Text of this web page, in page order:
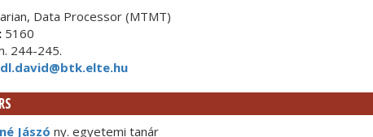
Data Processor (MTMT)
5160
244-245.
Jászó ny. egyetemi tanár